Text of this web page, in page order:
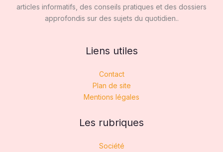
articles informatifs, des conseils pratiques et des dossiers
approfondis sur des sujets du quotidien..
Liens utiles
Contact
Plan de site
Mentions légales
Les rubriques
Société